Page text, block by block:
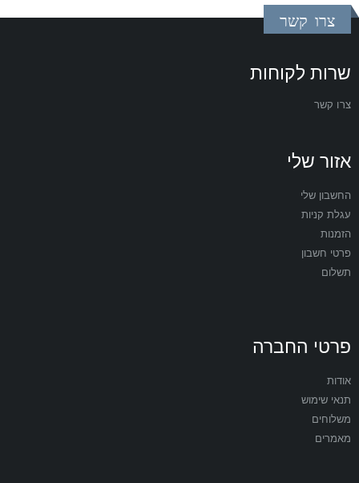
צרו קשר
שרות לקוחות
צרו קשר
אזור שלי
החשבון שלי
עגלת קניות
הזמנות
פרטי חשבון
תשלום
פרטי החברה
אודות
תנאי שימוש
משלוחים
מאמרים